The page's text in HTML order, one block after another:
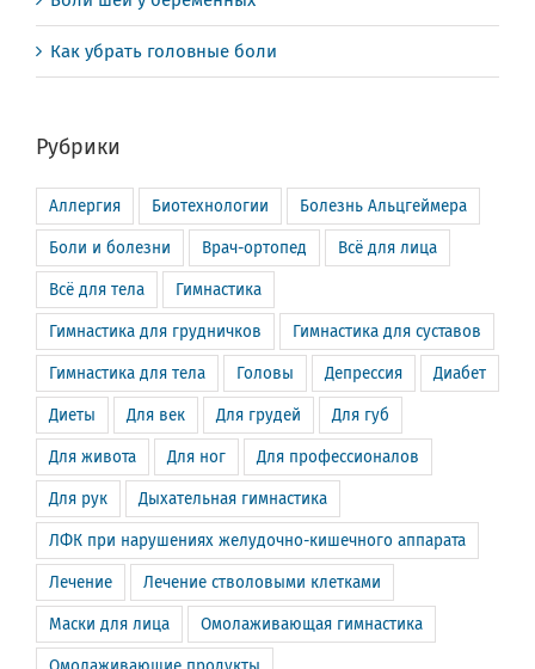
Как убрать головные боли
Рубрики
Аллергия Биотехнологии Болезнь Альцгеймера
Боли и болезни Врач-ортопед Всё для лица
Всё для тела Гимнастика
Гимнастика для грудничков Гимнастика для суставов
Гимнастика для тела Головы Депрессия Диабет
Диеты Для век Для грудей Для губ
Для живота Для ног Для профессионалов
Для рук Дыхательная гимнастика
ЛФК при нарушениях желудочно-кишечного аппарата
Лечение Лечение стволовыми клетками
Маски для лица Омолаживающая гимнастика